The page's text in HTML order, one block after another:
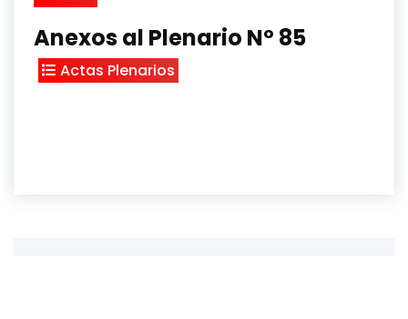
Anexos al Plenario Nº 85
Actas Plenarios